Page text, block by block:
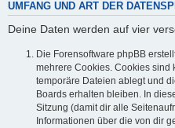
UMFANG UND ART DER
Deine Daten werden auf vier
Die Forensoftware phpBB
mehrere Cookies. Cookies sind
temporäre Dateien ablegt und
Boards erhalten bleiben. In
Sitzung (damit dir alle
Informationen über die von dir